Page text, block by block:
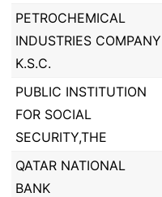
PETROCHEMICAL
INDUSTRIES COMPANY
K.S.C.
PUBLIC INSTITUTION
FOR SOCIAL
SECURITY,THE
QATAR NATIONAL
BANK